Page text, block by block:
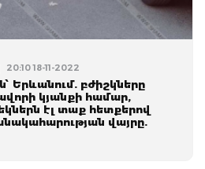
20:10 18-11-2022
Երևանում. բժիշկները
կյանքի համար,
էլ տաք հետքերով
վայրը.